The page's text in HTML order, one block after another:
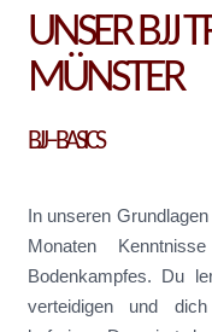
UNSER BJJ
MÜNSTER
BJJ – BASICS
In unseren
Monaten
Bodenkampfes. Du
verteidigen und